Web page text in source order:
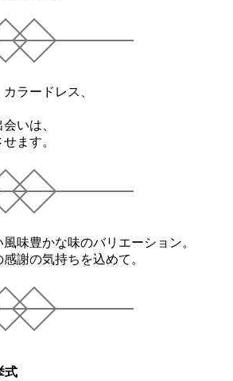
ラードレス、
いは、
ます。
味豊かな味のバリエーション。
謝の気持ちを込めて。
式